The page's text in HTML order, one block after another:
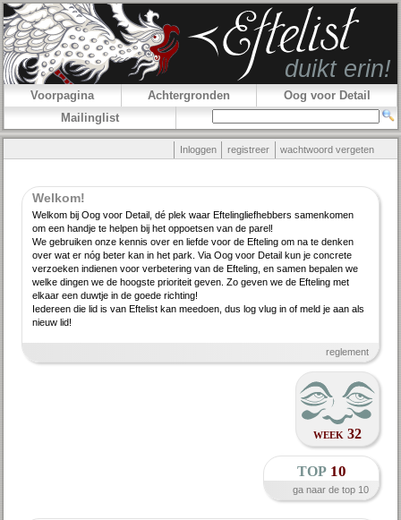
Voorpagina Achtergronden
Oog voor Detail
Mailinglist
Inloggen registreer wachtwoord vergeten
Welkom!
Welkom bij Oog voor Detail, dé plek waar Efteling­lief­hebbers samenkomen
om een handje te helpen bij het oppoetsen van de parel!
We gebruiken onze kennis over en liefde voor de Efteling om na te denken
over wat er nóg beter kan in het park. Via Oog voor Detail kun je concrete
verzoeken indienen voor verbe­tering van de Efteling, en samen bepalen we
welke dingen we de hoogste priori­teit geven. Zo geven we de Efteling met
elkaar een duwtje in de goede richting!
Iedereen die lid is van Eftelist kan meedoen, dus log vlug in of meld je aan als
nieuw lid!
reglement
week 32
top 10
ga naar de top 10